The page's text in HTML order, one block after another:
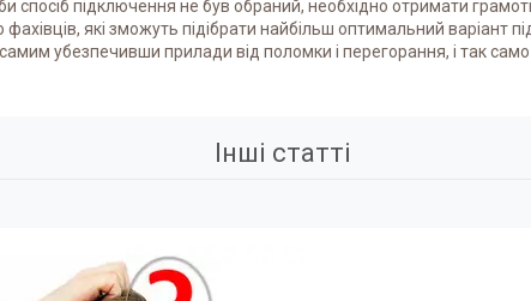
спосіб підключення не був обраний, необхідно отримати
які зможуть підібрати найбільш оптимальний варіант
убезпечивши прилади від поломки і перегорання, і так
Інші статті